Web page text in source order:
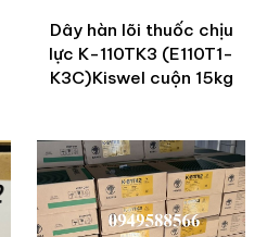
Dây hàn lõi thuốc chịu
lực K-110TK3 (E110T1-
K3C)Kiswel cuộn 15kg